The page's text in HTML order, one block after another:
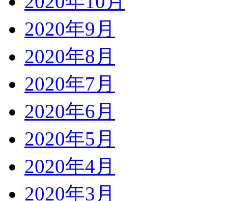
2020年9月
2020年8月
2020年7月
2020年6月
2020年5月
2020年4月
2020年3月